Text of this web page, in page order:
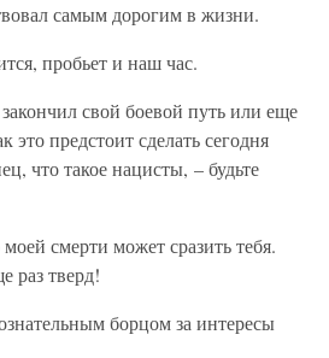
самым дорогим в жизни.
пробьет и наш час.
свой боевой путь или еще
это предстоит сделать сегодня
что такое нацисты, – будьте
смерти может сразить тебя.
раз тверд!
борцом за интересы